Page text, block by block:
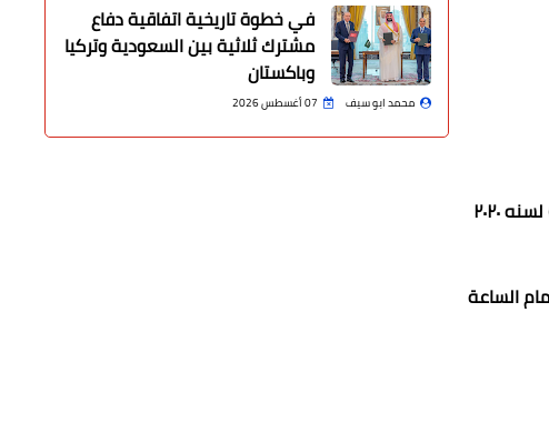
التزام المحال التجارية بمواعيد الغلق المحددة والتى حددتها رئاسة الوزراء المصري بأن تنظم مواعيد الغلق وفق القانون (٤٥٦) لسنه ٢٠٢٠
الساعة
في خطوة تاريخية اتفاقية دفاع
مشترك ثلاثية بين السعودية وتركيا
وباكستان
محمد ابو سيف 07 أغسطس 2026